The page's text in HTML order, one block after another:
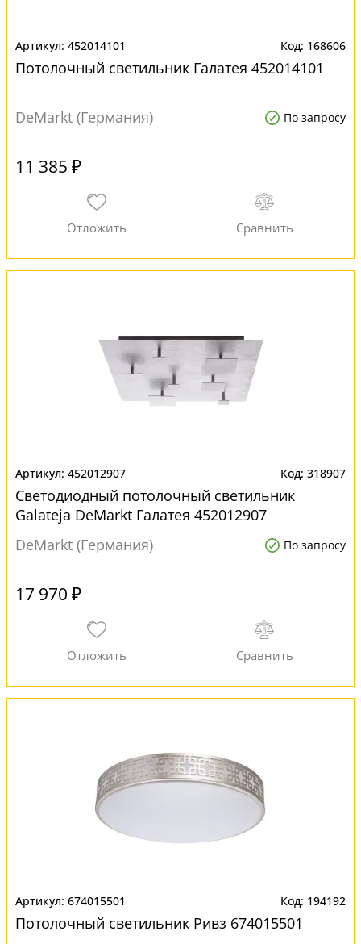
452014101 168606
Потолочный светильник Галатея 452014101
DeMarkt (Германия) По запросу
11 385 ₽
452012907 318907
Светодиодный потолочный светильник
Galateja DeMarkt Галатея 452012907
DeMarkt (Германия)
По запросу
17 970 ₽
674015501 194192
Потолочный светильник Ривз 674015501